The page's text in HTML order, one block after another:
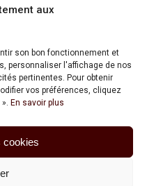
aux
son bon fonctionnement et
personnaliser l'affichage de nos
pertinentes. Pour obtenir
vos préférences, cliquez
En savoir plus
cookies